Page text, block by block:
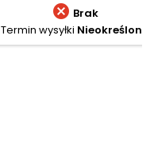
 Brak
Termin wysyłki Nieokreślony